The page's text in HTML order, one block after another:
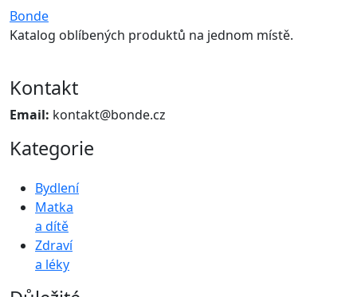
Bonde
Katalog oblíbených produktů na jednom místě.
Kontakt
Email: kontakt@bonde.cz
Kategorie
Bydlení
Matka
a dítě
Zdraví
a léky